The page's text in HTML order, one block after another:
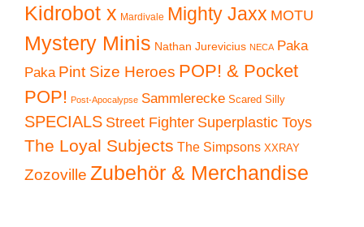
Kidrobot x Mardivale Mighty Jaxx MOTU
Mystery Minis Nathan Jurevicius NECA Paka
Paka Pint Size Heroes POP! & Pocket
POP! Post-Apocalypse Sammlerecke Scared Silly
SPECIALS Street Fighter Superplastic Toys
The Loyal Subjects The Simpsons XXRAY
Zozoville Zubehör & Merchandise